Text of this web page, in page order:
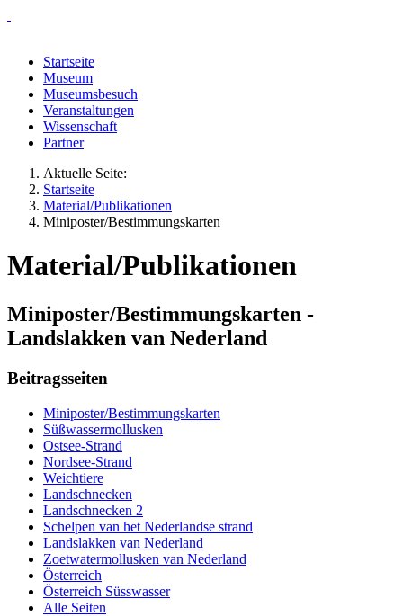
Startseite
Museum
Museumsbesuch
Veranstaltungen
Wissenschaft
Partner
Aktuelle Seite:
Startseite
Material/Publikationen
Miniposter/Bestimmungskarten
Material/Publikationen
Miniposter/Bestimmungskarten -
Landslakken van Nederland
Beitragsseiten
Miniposter/Bestimmungskarten
Süßwassermollusken
Ostsee-Strand
Nordsee-Strand
Weichtiere
Landschnecken
Landschnecken 2
Schelpen van het Nederlandse strand
Landslakken van Nederland
Zoetwatermollusken van Nederland
Österreich
Österreich Süsswasser
Alle Seiten